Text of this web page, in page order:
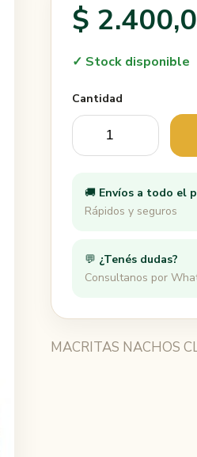
$
✓ Stock disponible
Cantidad
🚚 Envíos a todo el
Rápidos y seguros
💬 ¿Tenés dudas?
Consultanos por
MACRITAS NACHOS